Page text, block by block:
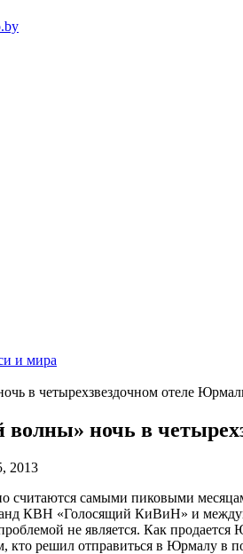
и мира
в четырехзвездочном отеле
ночь в
2013
считаются самыми пиковыми
КВН «Голосящий КиВиН» и
не является. Как
кто решил отправиться в Юрмалу в